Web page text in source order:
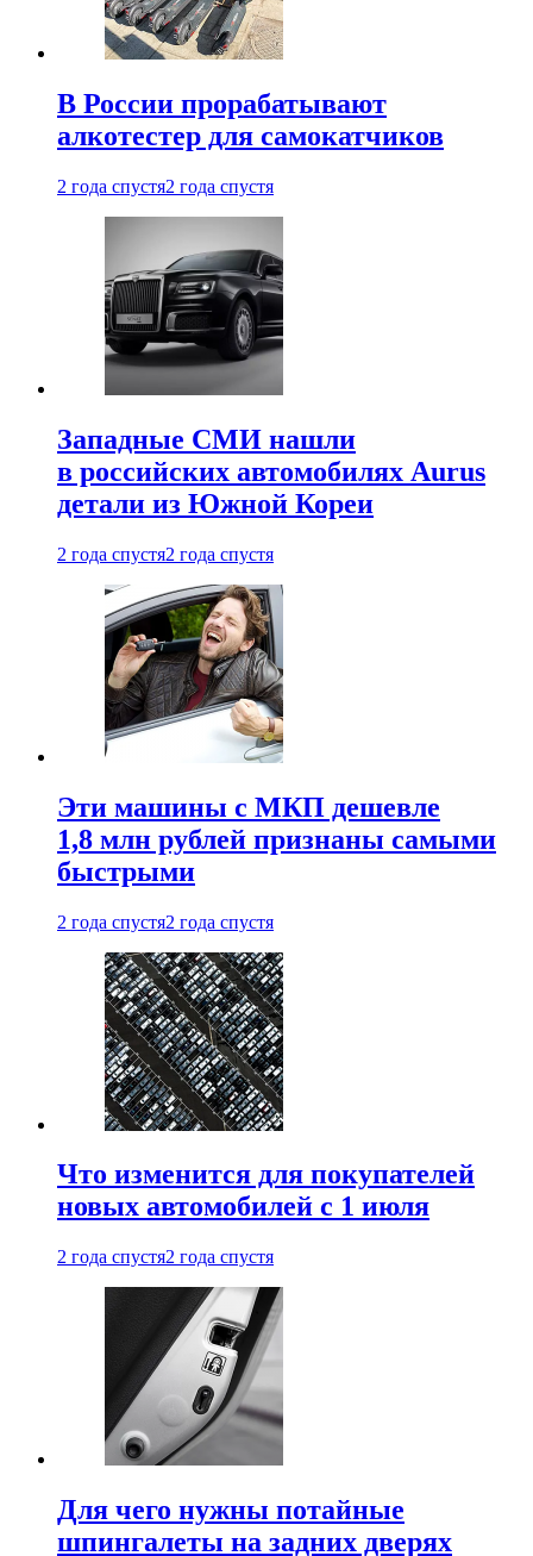
В России прорабатывают
алкотестер для самокатчиков
2 года спустя2 года спустя
Западные СМИ нашли
в российских автомобилях Aurus
детали из Южной Кореи
2 года спустя2 года спустя
Эти машины с МКП дешевле
1,8 млн рублей признаны самыми
быстрыми
2 года спустя2 года спустя
Что изменится для покупателей
новых автомобилей с 1 июля
2 года спустя2 года спустя
Для чего нужны потайные
шпингалеты на задних дверях